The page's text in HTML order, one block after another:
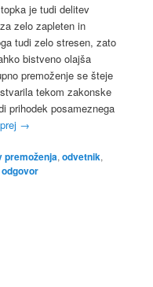
je tudi delitev
zelo zapleten in
tudi zelo stresen, zato
bistveno olajša
premoženje se šteje
tekom zakonske
prihodek posameznega
→
premoženja,odvetnik,